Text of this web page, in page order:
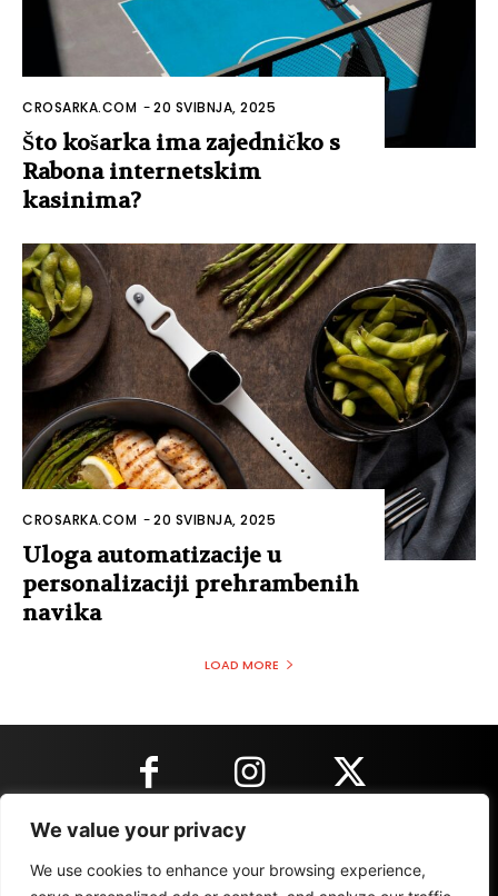
We value your privacy
We use cookies to enhance your browsing experience,
CROSARKA.COM -20 SVIBNJA, 2025
Što košarka ima zajedničko s
Rabona internetskim
kasinima?
CROSARKA.COM -20 SVIBNJA, 2025
Uloga automatizacije u
personalizaciji prehrambenih
navika
LOAD MORE
KONTAKT INFORMACIJE